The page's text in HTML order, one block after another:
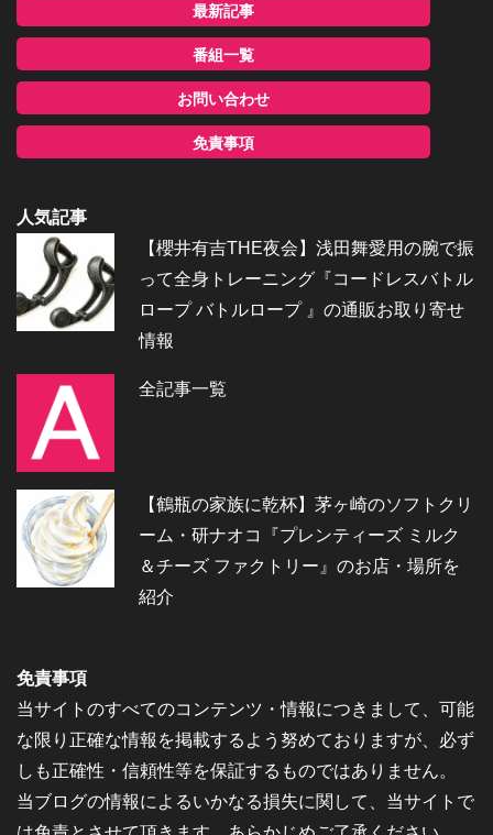
最新記事
番組一覧
お問い合わせ
免責事項
人気記事
【櫻井有吉THE夜会】浅田舞愛用の腕で振
って全身トレーニング『コードレスバトル
ロープ バトルロープ 』の通販お取り寄せ
情報
全記事一覧
【鶴瓶の家族に乾杯】茅ヶ崎のソフトクリ
ーム・研ナオコ『プレンティーズ ミルク
＆チーズ ファクトリー』のお店・場所を
紹介
免責事項
当サイトのすべてのコンテンツ・情報につきまして、可能
な限り正確な情報を掲載するよう努めておりますが、必ず
しも正確性・信頼性等を保証するものではありません。
当ブログの情報によるいかなる損失に関して、当サイトで